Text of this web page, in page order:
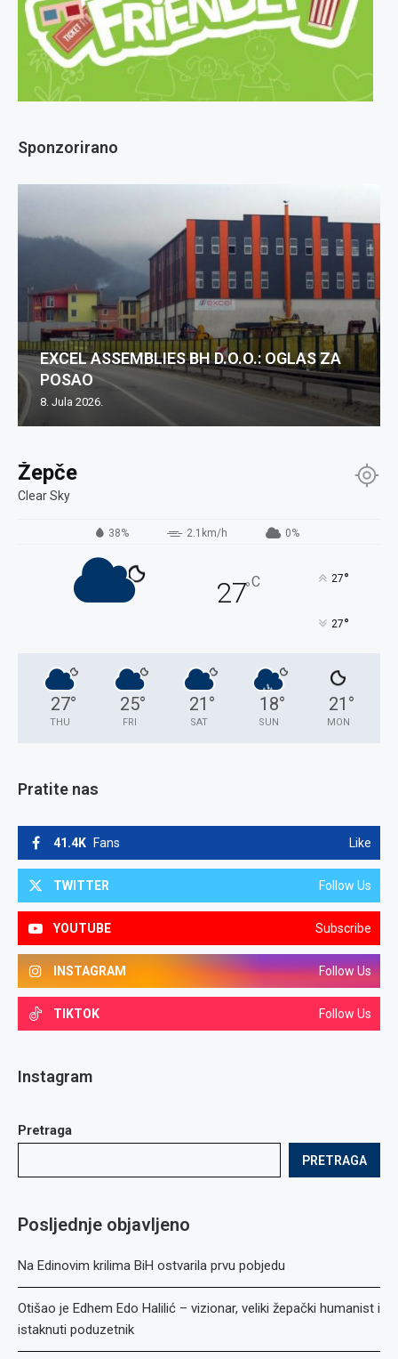
Žepče
Clear Sky
38% 2.1km/h 0%
27°C 27°
27°
27°
THU
25°
FRI
21 °
SAT
18°
SUN
21 °
MON
Pratite nas
41.4K Fans Like
TWITTER Follow Us
YOUTUBE Subscribe
INSTAGRAM Follow Us
TIKTOK Follow Us
Instagram
Pretraga
PRETRAGA
Posljednje objavljeno
Na Edinovim krilima BiH ostvarila prvu pobjedu
Otišao je Edhem Edo Halilić – vizionar, veliki žepački humanist i
istaknuti poduzetnik
Sponzorirano
EXCEL ASSEMBLIES BH D.O.O.: OGLAS ZA
POSAO
8. Jula 2026.